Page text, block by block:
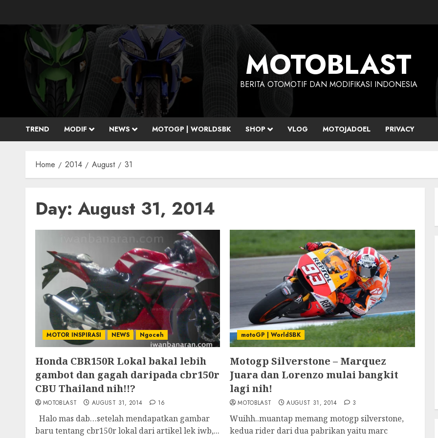
MOTOBLAST
BERITA OTOMOTIF DAN MODIFIKASI INDONESIA
TREND MODIF NEWS MOTOGP | WORLDSBK SHOP VLOG MOTOJADOEL PRIVACY
Home 2014 August 31
Day: August 31, 2014
MOTOR INSPIRASI NEWS Ngoceh
Honda CBR150R Lokal bakal lebih
gambot dan gagah daripada cbr150r
CBU Thailand nih!!?
MOTOBLAST AUGUST 31, 2014 16
Halo mas dab…setelah mendapatkan gambar
baru tentang cbr150r lokal dari artikel lek iwb,...
motoGP | WorldSBK
Motogp Silverstone – Marquez
Juara dan Lorenzo mulai bangkit
lagi nih!
MOTOBLAST AUGUST 31, 2014 3
Wuihh..muantap memang motogp silverstone,
kedua rider dari dua pabrikan yaitu marc